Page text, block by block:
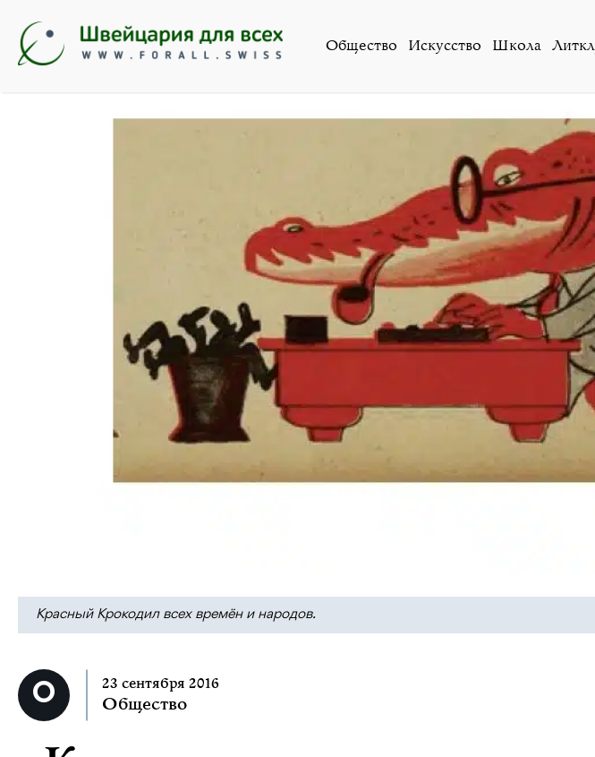
Общество Искусство Школа
Красный Крокодил всех времён и народов.
23 сентября 2016
Общество